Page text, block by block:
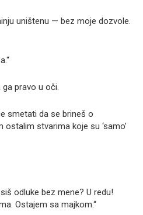
uništenu — bez moje dozvole.
pravo u oči.
smetati da se brineš o
ostalim stvarima koje su ‘samo’
odluke bez mene? U redu!
Ostajem sa majkom.“